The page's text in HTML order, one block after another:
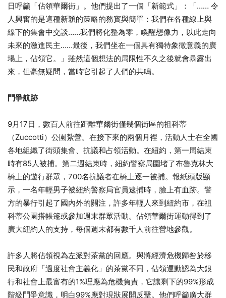
日呼籲「佔領華爾街」。他們提出了一個「新範式」：「…… 令
人興奮的是這種新穎的策略的務實與簡單：我們在各種線上與
線下的集會中交談……我們將化整為零，喚醒想像力，以此走向
未來的激進民主……最後，我們坐在一個具有獨特象徵意義的廣
場上，佔領它。」雖然這個想法的局限性不久之後就會暴露出
來，但毫無疑問，當時它引起了人們的共鳴。
鬥爭航跡
9月17日，數百人前往距離華爾街僅幾個街區的祖科蒂
（Zuccotti）公園紮營。在接下來的兩個月裡，活動人士在全國
各地組織了街頭集會、抗議和占領活動。在紐約，第一周結束
時有85人被捕。第二週結束時，紐約警察局圍堵了布魯克林大
橋上的遊行群眾，700名抗議者在橋上逐一被捕。報紙頭版顯
示，一名年輕男子被紐約警察局官員逮捕時，臉上有血跡。警
方的暴行引起了國內外的關注，許多年輕人來到紐約市，在祖
科蒂公園搭帳篷或參加週末群眾活動。佔領華爾街運動得到了
廣大紐約人的支持，每個週末都有數千人前往營地參觀。
許多人將佔領視為左派對茶黨的回應。與將經濟危機歸咎於移
民和政府「過度社會主義化」的茶黨不同，佔領運動認為大銀
行和社會上最富有的1%理應為危機負責，它讓剩下的99%形成
階級鬥爭意識，明白99%應對現狀展開反擊。他們呼籲廣大群